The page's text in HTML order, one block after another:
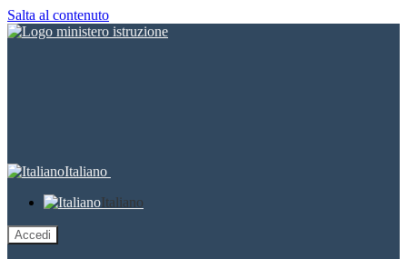
Salta al contenuto
Italiano
Italiano
Accedi